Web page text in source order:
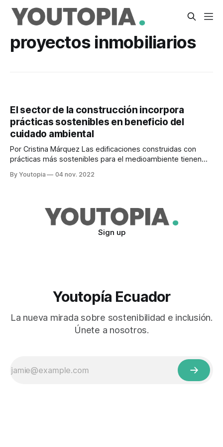
proyectos inmobiliarios
El sector de la construcción incorpora
prácticas sostenibles en beneficio del
cuidado ambiental
Por Cristina Márquez Las edificaciones construidas con
prácticas más sostenibles para el medioambiente tienen
Cámaras de la Construcción, esto motivó a los
exigencias locales. Ese
By Youtopia 04 nov. 2022
Sign up
Youtopía Ecuador
La nueva mirada sobre sostenibilidad e inclusión.
Únete a nosotros.